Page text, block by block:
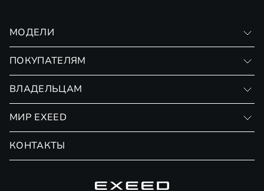
МОДЕЛИ
ПОКУПАТЕЛЯМ
Страхование
ВЛАДЕЛЬЦАМ
Сервис
Помощь на дорогах
МИР EXEED
КОНТАКТЫ